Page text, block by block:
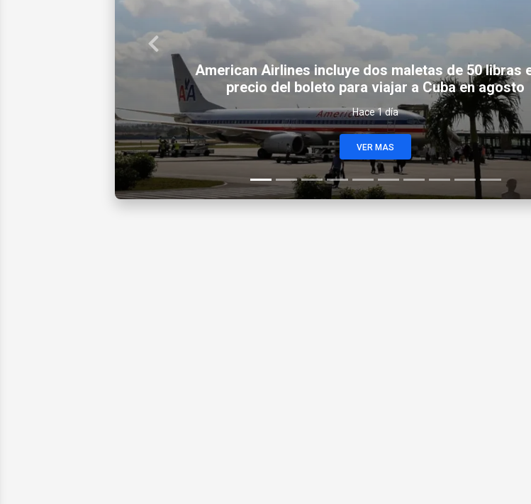
Hombre de Miami se declara culpable de fraude
bancario con cheques falsos por $14 millones
Hace 10 horas
VER MAS
Previous